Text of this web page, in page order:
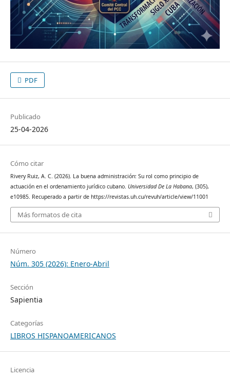
PDF
Publicado
25-04-2026
Cómo citar
Rivery Ruiz, A. C. (2026). La buena administración: Su rol como principio de
actuación en el ordenamiento jurídico cubano. Universidad De La Habana, (305),
e10985. Recuperado a partir de https://revistas.uh.cu/revuh/article/view/11001
Más formatos de cita
Número
Núm. 305 (2026): Enero-Abril
Sección
Sapientia
Categorías
LIBROS HISPANOAMERICANOS
Licencia